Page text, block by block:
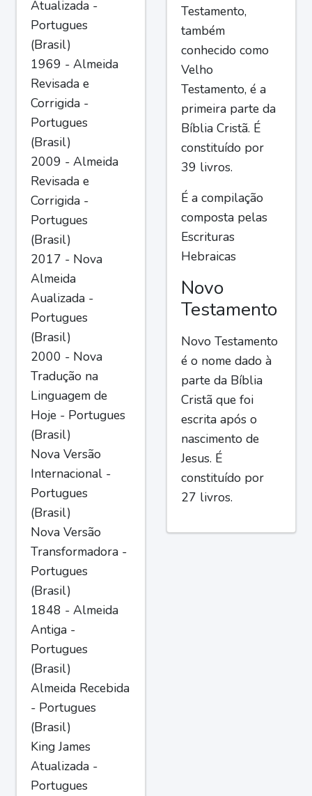
Atualizada -
Portugues
(Brasil)
1969 - Almeida
Revisada e
Corrigida -
Portugues
(Brasil)
2009 - Almeida
Revisada e
Corrigida -
Portugues
(Brasil)
2017 - Nova
Almeida
Aualizada -
Portugues
(Brasil)
2000 - Nova
Tradução na
Linguagem de
Hoje - Portugues
(Brasil)
Nova Versão
Internacional -
Portugues
(Brasil)
Nova Versão
Transformadora -
Portugues
(Brasil)
1848 - Almeida
Antiga -
Portugues
(Brasil)
Almeida Recebida
- Portugues
(Brasil)
King James
Atualizada -
Portugues
Testamento,
também
conhecido como
Velho
Testamento, é a
primeira parte da
Bíblia Cristã. É
constituído por
39 livros.
É a compilação
composta pelas
Escrituras
Hebraicas
Novo
Testamento
Novo Testamento
é o nome dado à
parte da Bíblia
Cristã que foi
escrita após o
nascimento de
Jesus. É
constituído por
27 livros.